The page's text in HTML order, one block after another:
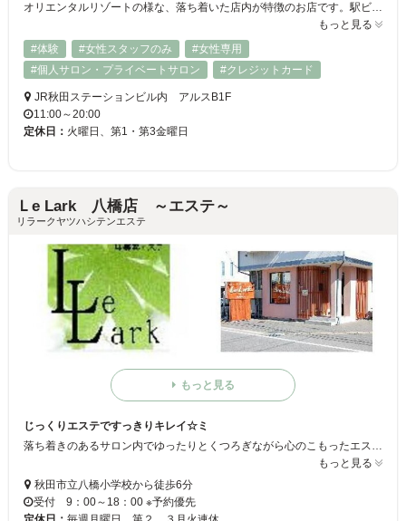
オリエンタルリゾートの様な、落ち着いた店内が特徴のお店です。駅ビルの中にありながら、喧噪を忘れる閑静なリラックス空間。 日常の慌ただしさから解放されて、こころゆくまでトリートメントを満喫してください。
もっと見る
#体験
#女性スタッフのみ
#女性専用
#個人サロン・プライベートサロン
#クレジットカード
JR秋田ステーションビル内 アルスB1F
11:00～20:00
定休日： 火曜日、第1・第3金曜日
Ｌe Lark 八橋店 ～エステ～
リラークヤツハシテンエステ
もっと見る
じっくりエステですっきりキレイ☆ミ
もっと見る
秋田市立八橋小学校から徒歩6分
受付 9：00～18：00 ※予約優先